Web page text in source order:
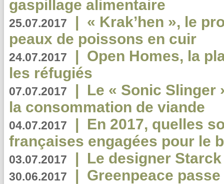
gaspillage alimentaire
25.07.2017 | « Krak’hen », le
peaux de poissons en cuir
24.07.2017 | Open Homes, la
les réfugiés
07.07.2017 | Le « Sonic Slinger
la consommation de viande
04.07.2017 | En 2017, quelles
françaises engagées pour le
03.07.2017 | Le designer
30.06.2017 | Greenpeace